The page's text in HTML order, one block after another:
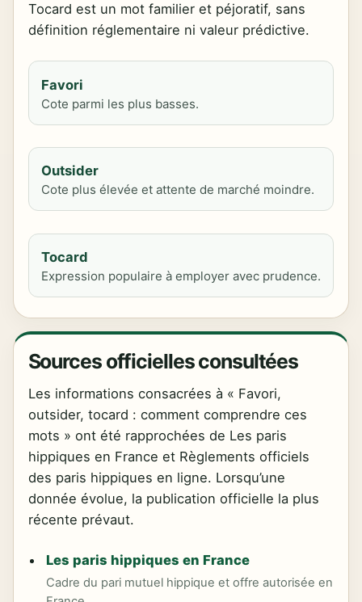
Tocard est un mot familier et péjoratif, sans
définition réglementaire ni valeur prédictive.
Favori
Cote parmi les plus basses.
Outsider
Cote plus élevée et attente de marché moindre.
Tocard
Expression populaire à employer avec prudence.
Sources officielles consultées
Les informations consacrées à « Favori,
outsider, tocard : comment comprendre ces
mots » ont été rapprochées de Les paris
hippiques en France et Règlements officiels
des paris hippiques en ligne. Lorsqu’une
donnée évolue, la publication officielle la plus
récente prévaut.
Les paris hippiques en France
Cadre du pari mutuel hippique et offre autorisée en